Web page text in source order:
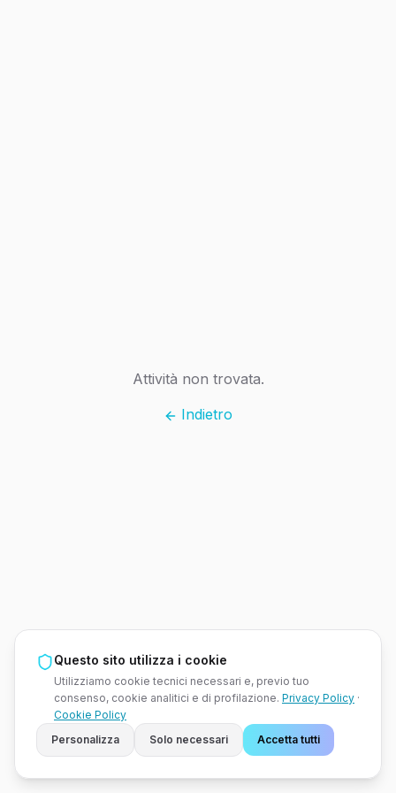
Attività non trovata.
Indietro
Questo sito utilizza i cookie
Utilizziamo cookie tecnici necessari e, previo tuo
consenso, cookie analitici e di profilazione. Privacy Policy ·
Cookie Policy
Personalizza
Solo necessari Accetta tutti